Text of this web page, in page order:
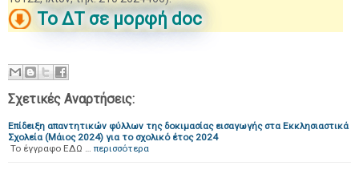
Το ΔΤ σε μορφή doc
Σχετικές Αναρτήσεις:
Επίδειξη απαντητικών φύλλων της δοκιμασίας εισαγωγής στα Εκκλησιαστικά
Σχολεία (Μάιος 2024) για το σχολικό έτος 2024
Το έγγραφο ΕΔΩ … περισσότερα